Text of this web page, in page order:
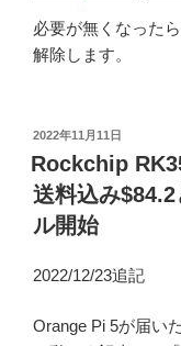
必要が無くなった
解除します。
投
稿
日:
2022年11月11日
Rockchip
送料込み
ル開始
2022/12/23追記
Orange Pi 5が届い